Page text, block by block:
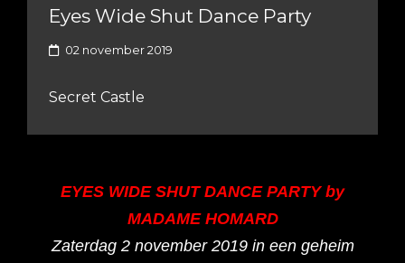
Eyes Wide Shut Dance Party
02 november 2019
Secret Castle
EYES WIDE SHUT DANCE PARTY by
MADAME HOMARD
Zaterdag 2 november 2019 in een geheim